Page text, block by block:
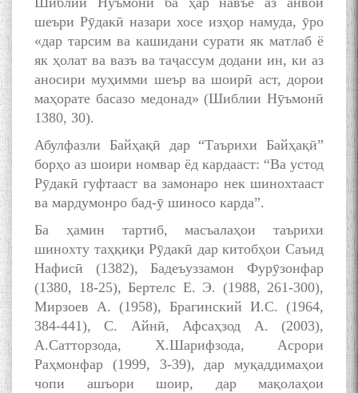
шеъри Рӯдакӣ назари хосе изҳор намуда, ӯро
«дар тарсим ва кашидани сурати як матлаб ё
як ҳолат ва вазъ ва таҷассум додани ин, ки аз
аносири муҳимми шеър ва шоирӣ аст, дорои
маҳорате басазо медонад» (Шиблии Нӯъмонӣ
1380, 30).
Абулфазли Байҳақӣ дар “Таърихи Байҳақӣ”
борҳо аз шоири номвар ёд кардааст: “Ва устод
Рӯдакӣ гуфтааст ва замонаро нек шинохтааст
ва мардумонро бад-ӯ шиносо карда”.
Ба ҳамин тартиб, масъалаҳои таърихи
шинохту таҳқиқи Рӯдакӣ дар китобҳои Саъид
Нафисӣ (1382), Бадеъуззамон Фурӯзонфар
(1380, 18-25), Бертелс Е. Э. (1988, 261-300),
Мирзоев А. (1958), Брагинский И.С. (1964,
384-441), С. Айнӣ, Афсаҳзод А. (2003),
А.Сатторзода, Х.Шарифзода, Асрори
Раҳмонфар (1999, 3-39), дар муқаддимаҳои
чопи ашъори шоир, дар мақолаҳои
БА МУНОСИБАТИ
БУЗУРГДОШТИ РӮЗИ РӮДАКӢ